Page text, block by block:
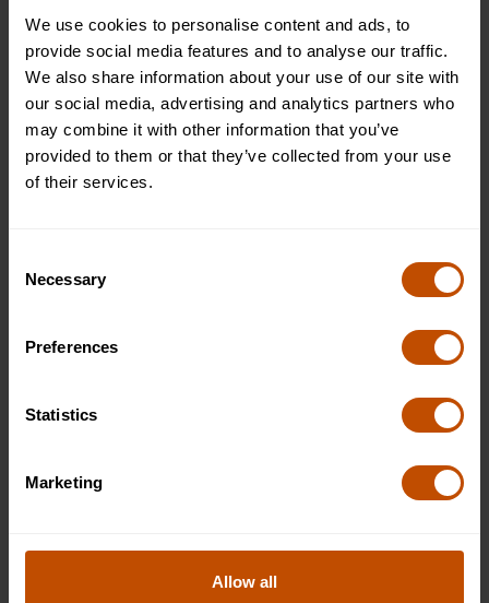
We use cookies to personalise content and ads, to
provide social media features and to analyse our traffic.
We also share information about your use of our site with
our social media, advertising and analytics partners who
may combine it with other information that you’ve
provided to them or that they’ve collected from your use
of their services.
Selection
Necessary
Preferences
Statistics
Marketing
Allow all
compartir sus ideas sobre un tema que les apasione.
Practicar en casa genera confianza y les ayuda a
perfeccionar sus habilidades.
Centrarse en el refuerzo positivo: Elogie a su hijo
por sus esfuerzos, independientemente de que lo
consiga a la perfección o no. Anímelos a
enorgullecerse de su progreso y a aprender de sus
: Anime a su hijo a usar ayudas
visuales, como diapositivas o accesorios, para
pueden hacer que hablar sea más fácil y atractivo, al
tiempo que ayudan a los estudiantes a sentirse más
Observa y aprende de los demás
: Vea juntos videos
sus presentaciones sean efectivas. Anime a su hijo a
observar aspectos como el tono, el ritmo, el lenguaje
Ofrezca comentarios constructivos: Proporcione
comentarios sobre las presentaciones de su hijo,